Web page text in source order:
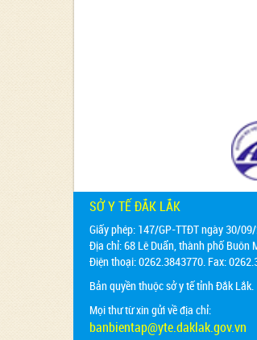
SỞ Y TẾ ĐẮK LẮK
Giấy phép: 147/GP-TTĐT ngày 30/
Địa chỉ:68 Lê Duẩn, thành phố Buôn
Điện thoại: 0262.3843770. Fax:
Bản quyền thuộc sở y tế tỉnh Đắk Lắk.
Mọi thư từ xin gửi về địa chỉ:
banbientap@yte.daklak.gov.vn